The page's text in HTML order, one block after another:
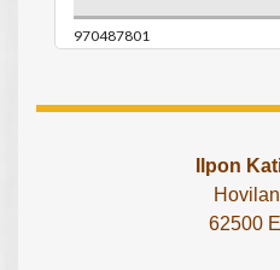
970487801
Ilpon
62500